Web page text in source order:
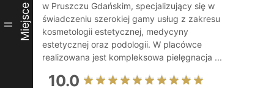
II Miejsce
w Pruszczu Gdańskim, specjalizujący się w
świadczeniu szerokiej gamy usług z zakresu
kosmetologii estetycznej, medycyny
estetycznej oraz podologii. W placówce
realizowana jest kompleksowa pielęgnacja ...
10.0